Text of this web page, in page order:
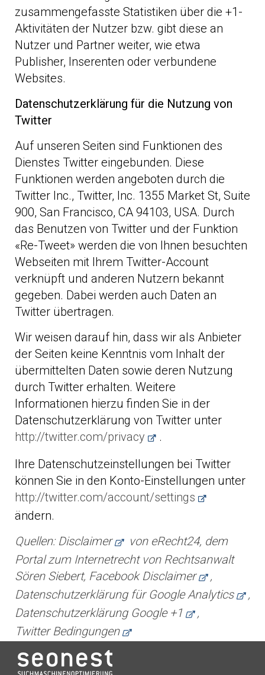
zusammengefasste Statistiken über die +1-
Aktivitäten der Nutzer bzw. gibt diese an
Nutzer und Partner weiter, wie etwa
Publisher, Inserenten oder verbundene
Websites.
Datenschutzerklärung für die Nutzung von
Twitter
Auf unseren Seiten sind Funktionen des
Dienstes Twitter eingebunden. Diese
Funktionen werden angeboten durch die
Twitter Inc., Twitter, Inc. 1355 Market St, Suite
900, San Francisco, CA 94103, USA. Durch
das Benutzen von Twitter und der Funktion
«Re-Tweet» werden die von Ihnen besuchten
Webseiten mit Ihrem Twitter-Account
verknüpft und anderen Nutzern bekannt
gegeben. Dabei werden auch Daten an
Twitter übertragen.
Wir weisen darauf hin, dass wir als Anbieter
der Seiten keine Kenntnis vom Inhalt der
übermittelten Daten sowie deren Nutzung
durch Twitter erhalten. Weitere
Informationen hierzu finden Sie in der
Datenschutzerklärung von Twitter unter
http://twitter.com/privacy
.
Ihre Datenschutzeinstellungen bei Twitter
können Sie in den Konto-Einstellungen unter
http://twitter.com/account/settings
ändern.
Quellen: Disclaimer
von eRecht24, dem
Portal zum Internetrecht von Rechtsanwalt
Sören Siebert, Facebook Disclaimer
,
Datenschutzerklärung für Google Analytics
,
Datenschutzerklärung Google +1
,
Twitter Bedingungen